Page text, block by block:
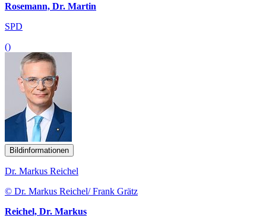
Rosemann, Dr. Martin
SPD
()
Bildinformationen
Dr. Markus Reichel
© Dr. Markus Reichel/ Frank Grätz
Reichel, Dr. Markus